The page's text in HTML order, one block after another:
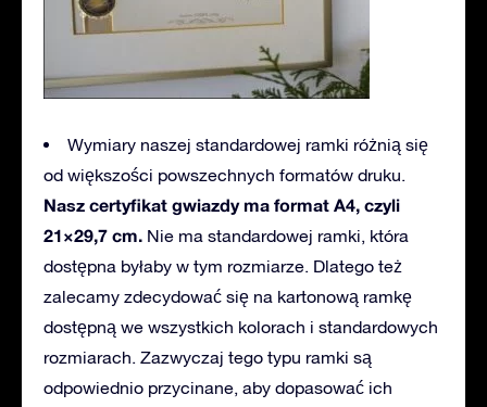
Wymiary naszej standardowej ramki różnią się
od większości powszechnych formatów druku.
Nasz certyfikat gwiazdy ma format A4, czyli
21×29,7 cm. Nie ma standardowej ramki, która
dostępna byłaby w tym rozmiarze. Dlatego też
zalecamy zdecydować się na kartonową ramkę
dostępną we wszystkich kolorach i standardowych
rozmiarach. Zazwyczaj tego typu ramki są
odpowiednio przycinane, aby dopasować ich